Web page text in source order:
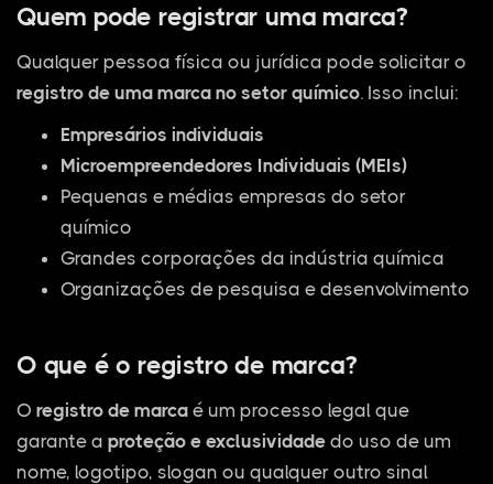
Quem pode registrar uma marca?
Qualquer pessoa física ou jurídica pode solicitar o
registro de uma marca no setor químico. Isso inclui:
Empresários individuais
Microempreendedores Individuais (MEIs)
Pequenas e médias empresas do setor
químico
Grandes corporações da indústria química
Organizações de pesquisa e desenvolvimento
O que é o registro de marca?
O registro de marca é um processo legal que
garante a proteção e exclusividade do uso de um
nome, logotipo, slogan ou qualquer outro sinal